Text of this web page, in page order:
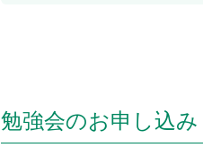
勉強会のお申し込